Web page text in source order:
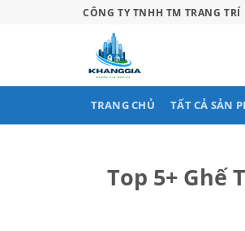
CÔNG TY TNHH TM TRANG
TRANG CHỦ TẤT CẢ SẢN
Top 5+ Ghế